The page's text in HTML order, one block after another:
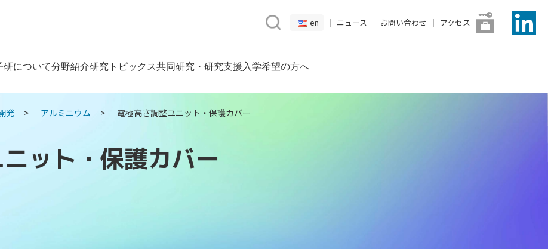
en ニュース お問い合わせ アクセス
研について分野紹介研究トピックス共同研究・研究支援 入学希望の方へ
発 アルミニウム 電極高さ調整ユニット・保護カバー
ット・保護カバー